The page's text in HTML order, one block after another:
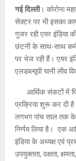
नई दिल्ली। कोरोना
सेक्टर पर भी इसका
गुजर रही एयर इंडिया
छंटनी के साथ-साथ
पर भेज रही हैं। एयर
एलडब्ल्यूपी यानी लीव
आर्थिक संकटों में
प्रक्रिया शुरू कर दी
लगभग पांच साल तक के
निर्णय लिया है। एक
इंडिया के अध्यक्ष एवं
उपयुक्तता, दक्षता,